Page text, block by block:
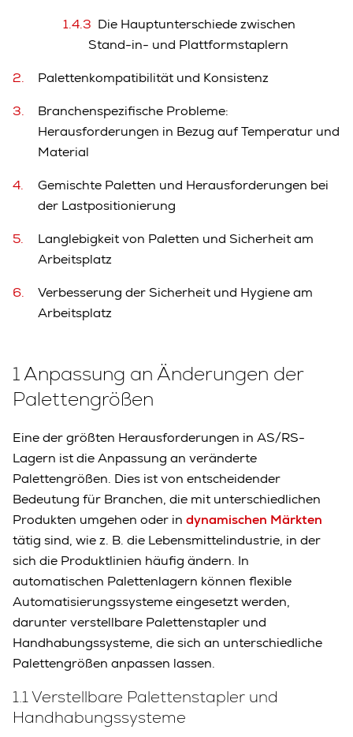
Die Hauptunterschiede zwischen
Stand-in- und Plattformstaplern
Palettenkompatibilität und Konsistenz
Branchenspezifische Probleme:
Herausforderungen in Bezug auf Temperatur und
Material
Gemischte Paletten und Herausforderungen bei
der Lastpositionierung
Langlebigkeit von Paletten und Sicherheit am
Arbeitsplatz
Verbesserung der Sicherheit und Hygiene am
Arbeitsplatz
1 Anpassung an Änderungen der
Palettengrößen
Eine der größten Herausforderungen in AS/RS-
Lagern ist die Anpassung an veränderte
Palettengrößen. Dies ist von entscheidender
Bedeutung für Branchen, die mit unterschiedlichen
Produkten umgehen oder in dynamischen Märkten
tätig sind, wie z. B. die Lebensmittelindustrie, in der
sich die Produktlinien häufig ändern. In
automatischen Palettenlagern können flexible
Automatisierungssysteme eingesetzt werden,
darunter verstellbare Palettenstapler und
Handhabungssysteme, die sich an unterschiedliche
Palettengrößen anpassen lassen.
1.1 Verstellbare Palettenstapler und
Handhabungssysteme